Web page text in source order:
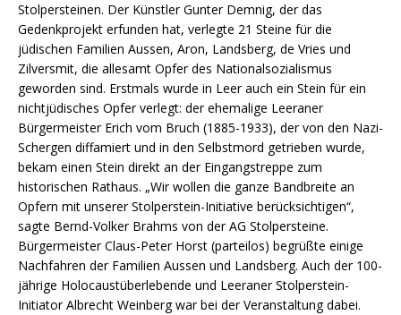
Stolpersteinen. Der Künstler Gunter Demnig, der das
Gedenkprojekt erfunden hat, verlegte 21 Steine für die
jüdischen Familien Aussen, Aron, Landsberg, de Vries und
Zilversmit, die allesamt Opfer des Nationalsozialismus
geworden sind. Erstmals wurde in Leer auch ein Stein für ein
nichtjüdisches Opfer verlegt: der ehemalige Leeraner
Bürgermeister Erich vom Bruch (1885-1933), der von den Nazi-
Schergen diffamiert und in den Selbstmord getrieben wurde,
bekam einen Stein direkt an der Eingangstreppe zum
historischen Rathaus. „Wir wollen die ganze Bandbreite an
Opfern mit unserer Stolperstein-Initiative berücksichtigen“,
sagte Bernd-Volker Brahms von der AG Stolpersteine.
Bürgermeister Claus-Peter Horst (parteilos) begrüßte einige
Nachfahren der Familien Aussen und Landsberg. Auch der 100-
jährige Holocaustüberlebende und Leeraner Stolperstein-
Initiator Albrecht Weinberg war bei der Veranstaltung dabei.